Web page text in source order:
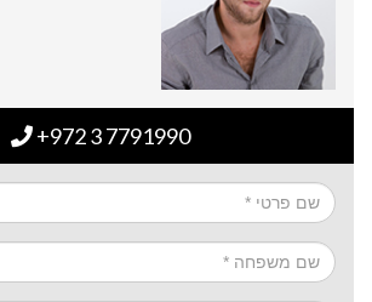
+972 3 7791990